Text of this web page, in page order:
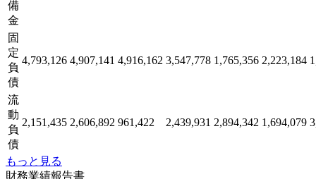
備
金
固
定
負
債
4,793,126 4,907,141 4,916,162 3,547,778 1,765,356 2,223,184
流
動
負
債
2,151,435 2,606,892 961,422 2,439,931 2,894,342 1,694,079
もっと見る
財務業績報告書